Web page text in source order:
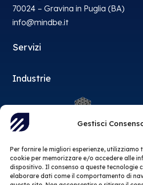
Gestisci
Per fornire le migliori esperienze, utilizziamo
cookie per memorizzare e/o accedere alle
dispositivo. Il consenso a queste tecnologie
elaborare dati come il comportamento di
70024 – Gravina in Puglia (BA)
info@mindbe.it
Servizi
Industrie
Siamo associati al Distretto Produttivo
Certificazioni:
ISO/IEC